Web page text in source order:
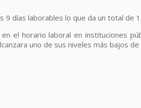
días laborables lo que da un total de
horario laboral en instituciones
uno de sus niveles más bajos de